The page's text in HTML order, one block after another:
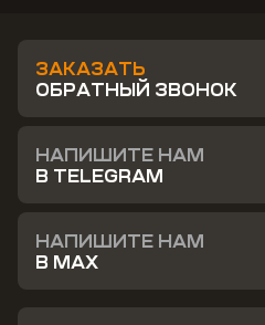
ЗАКАЗАТЬ
ОБРАТНЫЙ ЗВОНОК
НАПИШИТЕ НАМ
В TELEGRAM
НАПИШИТЕ НАМ
В MAX